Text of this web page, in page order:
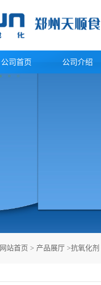
公司首页 公司介绍
网站首页 > 产品展厅 >抗氧化剂